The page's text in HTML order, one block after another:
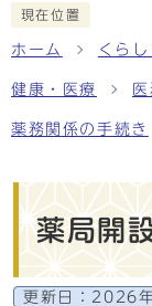
現在位置
ホーム くら
健康・医療
薬務関係の手続き
薬局開
更新日： 2026